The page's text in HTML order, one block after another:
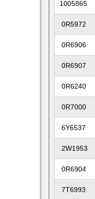
1005865
0R5972
0R6906
0R6907
0R6240
0R7000
6Y6537
2W1953
0R6904
7T6993